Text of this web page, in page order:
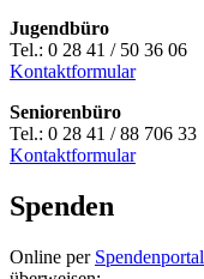
Jugendbüro
Tel.: 0 28 41 / 50 36 06
Kontaktformular
Seniorenbüro
Tel.: 0 28 41 / 88 706 33
Kontaktformular
Spenden
Online per Spendenportal